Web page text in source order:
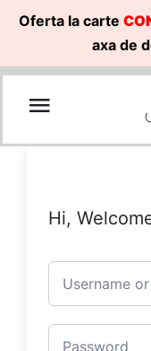
Oferta la carte
axa de
Skip
Hi,